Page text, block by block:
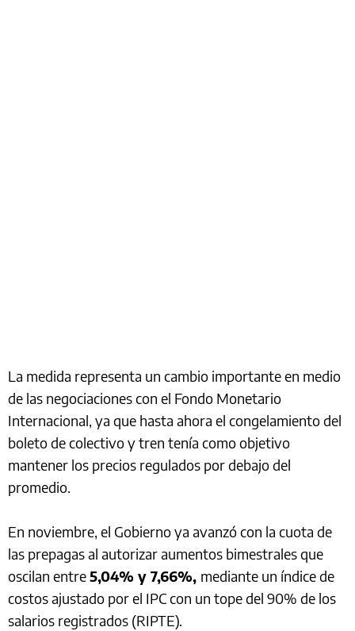
La medida representa un cambio importante en medio
de las negociaciones con el Fondo Monetario
Internacional, ya que hasta ahora el congelamiento del
boleto de colectivo y tren tenía como objetivo
mantener los precios regulados por debajo del
promedio.
En noviembre, el Gobierno ya avanzó con la cuota de
las prepagas al autorizar aumentos bimestrales que
oscilan entre5,04% y 7,66%, mediante un índice de
costos ajustado por el IPC con un tope del 90% de los
salarios registrados (RIPTE).